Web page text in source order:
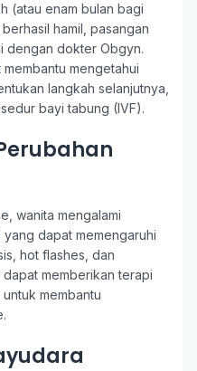
(atau enam bulan bagi
hamil, pasangan
dengan dokter Obgyn.
mengetahui
langkah selanjutnya,
bayi tabung (IVF).
wanita mengalami
dapat memengaruhi
hot flashes, dan
memberikan terapi
membantu